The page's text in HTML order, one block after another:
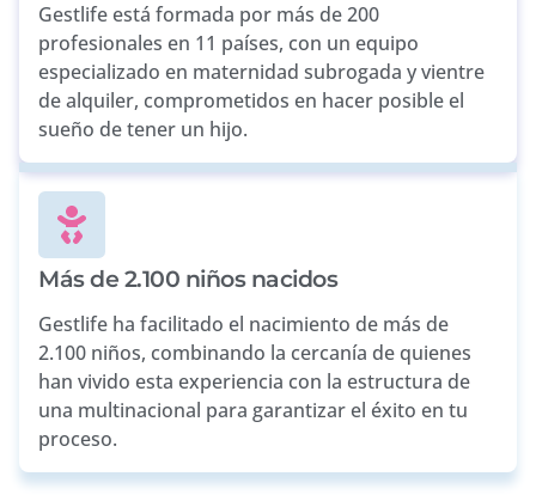
Gestlife está formada por más de 200
profesionales en 11 países, con un equipo
especializado en maternidad subrogada y vientre
de alquiler, comprometidos en hacer posible el
sueño de tener un hijo.
Más de 2.100 niños nacidos
Gestlife ha facilitado el nacimiento de más de
2.100 niños, combinando la cercanía de quienes
han vivido esta experiencia con la estructura de
una multinacional para garantizar el éxito en tu
proceso.